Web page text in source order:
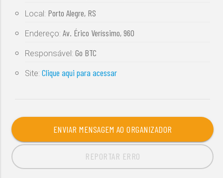
Local: Porto Alegre, RS
Endereço:Av. Érico Veríssimo, 960
Responsável:Go BTC
Site:Clique aqui para acessar
ENVIAR MENSAGEM AO ORGANIZADOR
REPORTAR ERRO